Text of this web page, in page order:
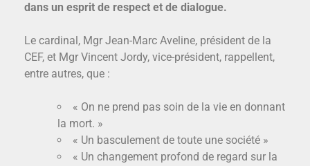
dans un esprit de respect et de dialogue.
Le cardinal, Mgr Jean-Marc Aveline, président de la
CEF, et Mgr Vincent Jordy, vice-président, rappellent,
entre autres, que :
« On ne prend pas soin de la vie en donnant
la mort. »
« Un basculement de toute une société »
« Un changement profond de regard sur la